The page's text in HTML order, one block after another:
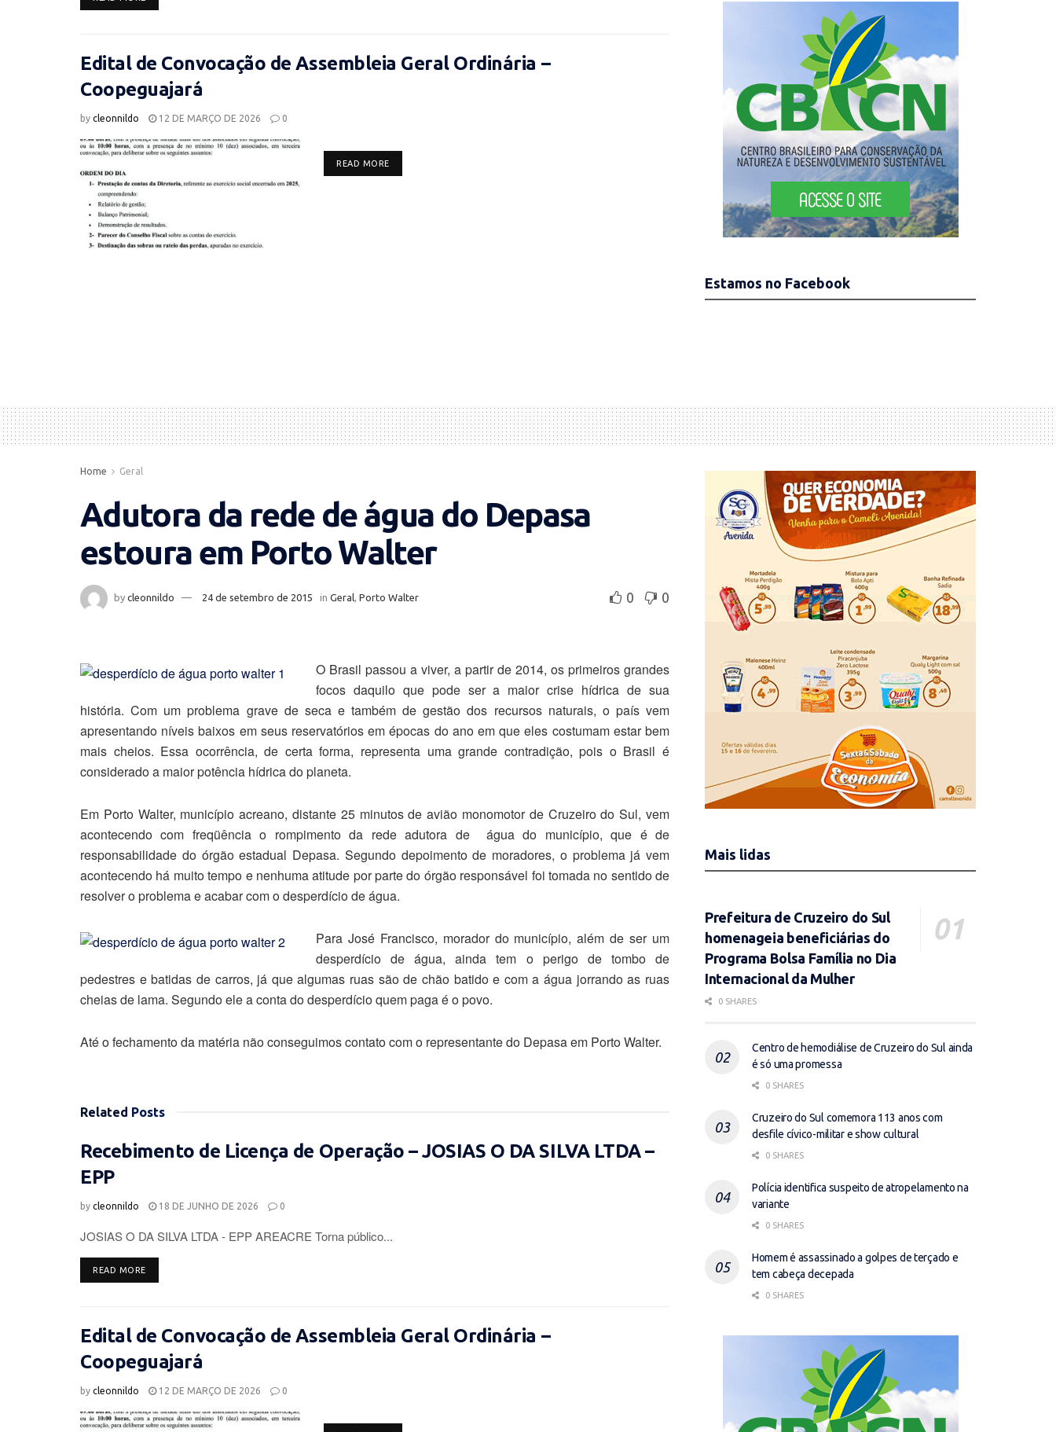
Edital de Convocação de Assembleia Geral Ordinária –
Coopeguajará
by cleonnildo 12 DE MARÇO DE 2026 0
READ MOREDETAILS
Estamos no Facebook
Home Geral
Adutora da rede de água do Depasa
estoura em Porto Walter
by cleonnildo 24 de setembro de 2015 in Geral Porto Walter 0 0
O Brasil passou a viver, a partir de 2014, os primeiros grandes
focos daquilo que pode ser a maior crise hídrica de sua
história. Com um problema grave de seca e também de gestão dos recursos naturais, o país vem
apresentando níveis baixos em seus reservatórios em épocas do ano em que eles costumam estar bem
mais cheios. Essa ocorrência, de certa forma, representa uma grande contradição, pois o Brasil é
considerado a maior potência hídrica do planeta.
Em Porto Walter, município acreano, distante 25 minutos de avião monomotor de Cruzeiro do Sul, vem
acontecendo com freqüência o rompimento da rede adutora de água do município, que é de
responsabilidade do órgão estadual Depasa. Segundo depoimento de moradores, o problema já vem
acontecendo há muito tempo e nenhuma atitude por parte do órgão responsável foi tomada no sentido de
resolver o problema e acabar com o desperdício de água.
Para José Francisco, morador do município, além de ser um
desperdício de água, ainda tem o perigo de tombo de
pedestres e batidas de carros, já que algumas ruas são de chão batido e com a água jorrando as ruas
cheias de lama. Segundo ele a conta do desperdício quem paga é o povo.
Até o fechamento da matéria não conseguimos contato com o representante do Depasa em Porto Walter.
Related Posts
Recebimento de Licença de Operação – JOSIAS O DA SILVA LTDA –
EPP
by cleonnildo 18 DE JUNHO DE 2026 0
JOSIAS O DA SILVA LTDA - EPP AREACRE Torna público...
READ MOREDETAILS
Edital de Convocação de Assembleia Geral Ordinária –
Coopeguajará
by cleonnildo 12 DE MARÇO DE 2026 0
Mais lidas
Prefeitura de Cruzeiro do Sul
homenageia beneficiárias do
Programa Bolsa Família no Dia
Internacional da Mulher
0 SHARES
Centro de hemodiálise de Cruzeiro do Sul ainda
é só uma promessa
0 SHARES
Cruzeiro do Sul comemora 113 anos com
desfile cívico-militar e show cultural
0 SHARES
Polícia identifica suspeito de atropelamento na
variante
0 SHARES
Homem é assassinado a golpes de terçado e
tem cabeça decepada
0 SHARES